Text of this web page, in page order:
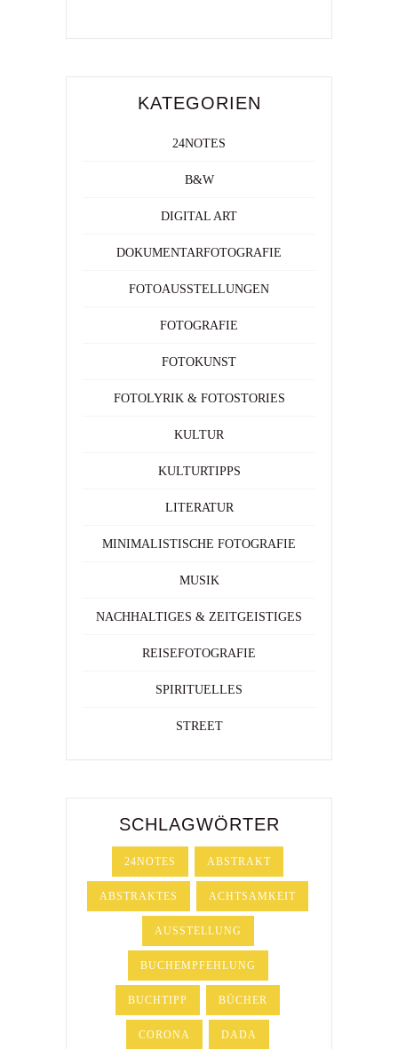
KATEGORIEN
24NOTES
B&W
DIGITAL ART
DOKUMENTARFOTOGRAFIE
FOTOAUSSTELLUNGEN
FOTOGRAFIE
FOTOKUNST
FOTOLYRIK & FOTOSTORIES
KULTUR
KULTURTIPPS
LITERATUR
MINIMALISTISCHE FOTOGRAFIE
MUSIK
NACHHALTIGES & ZEITGEISTIGES
REISEFOTOGRAFIE
SPIRITUELLES
STREET
SCHLAGWÖRTER
24NOTES ABSTRAKT
ABSTRAKTES ACHTSAMKEIT
AUSSTELLUNG
BUCHEMPFEHLUNG
BUCHTIPP BÜCHER
CORONA DADA